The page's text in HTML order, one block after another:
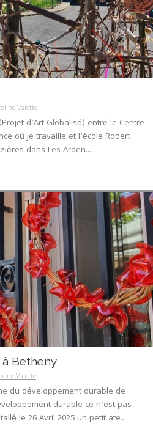
Valette
d’Art Globalisé) entre le Centre
où je travaille et l’école Robert
dans Les Arden...
Betheny
Valette
du développement durable de
durable ce n’est pas
le 26 Avril 2025 un petit ate...